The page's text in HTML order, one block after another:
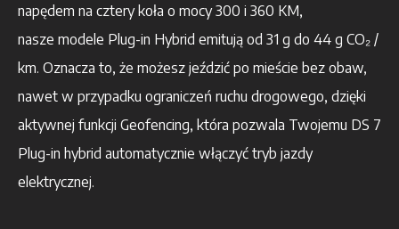
napędem na cztery koła o mocy 300 i 360 KM,
nasze modele Plug-in Hybrid emitują od 31 g do 44 g CO₂ /
km. Oznacza to, że możesz jeździć po mieście bez obaw,
nawet w przypadku ograniczeń ruchu drogowego, dzięki
aktywnej funkcji Geofencing, która pozwala Twojemu DS 7
Plug-in hybrid automatycznie włączyć tryb jazdy
elektrycznej.